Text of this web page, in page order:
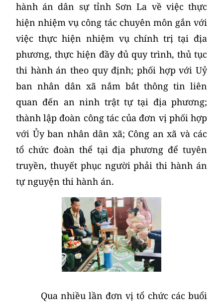
hành án dân sự tỉnh Sơn La về việc thực
hiện nhiệm vụ công tác chuyên môn gắn với
việc thực hiện nhiệm vụ chính trị tại địa
phương, thực hiện đầy đủ quy trình, thủ tục
thi hành án theo quy định; phối hợp với Uỷ
ban nhân dân xã nắm bắt thông tin liên
quan đến an ninh trật tự tại địa phương;
thành lập đoàn công tác của đơn vị phối hợp
với Ủy ban nhân dân xã; Công an xã và các
tổ chức đoàn thể tại địa phương để tuyên
truyền, thuyết phục người phải thi hành án
tự nguyện thi hành án.
Qua nhiều lần đơn vị tổ chức các buổi